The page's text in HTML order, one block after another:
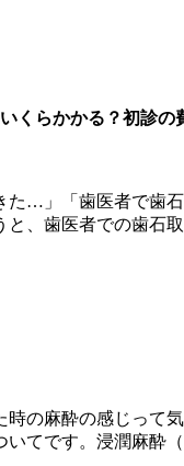
くらかかる？初診の
た…」「歯医者で歯
、歯医者での歯石
の麻酔の感じって
いてです。浸潤麻酔